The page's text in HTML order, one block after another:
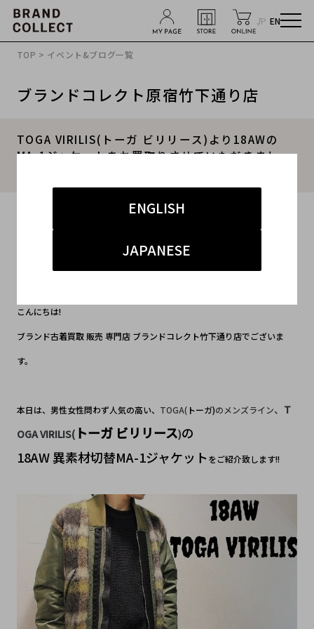
JP EN
ENGLISH
JAPANESE
TOP > イベント&ブログ一覧
ブランドコレクト原宿竹下通り店
TOGA VIRILIS(トーガ ビリリース)より18AWの
MA-1ジャケットをお買取りさせていただきまし
#古着 買取 竹下通り
#買取
こんにちは!
ブランド古着買取 販売 専門店 ブランドコレクト竹下通り店でございま
す。
本日は、男性女性問わず人気の高い、 TOGA(トーガ)のメンズライン、 T
OGA VIRILIS(トーガ ビリリース)の
18AW 異素材切替MA-1ジャケットをご紹介致します!!